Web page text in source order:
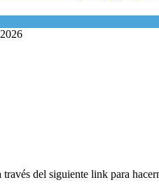
través del siguiente link para